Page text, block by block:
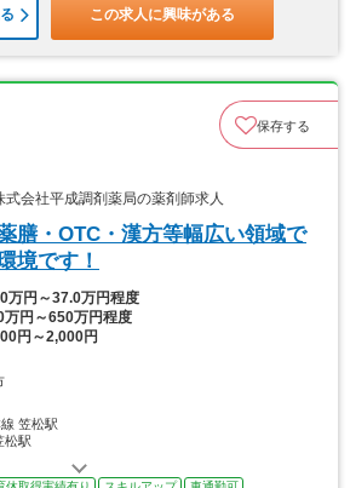
この求人に興味がある
保存する
会社平成調剤薬局の薬剤師求人
膳・OTC・漢方等幅広い領域で
境です！
万円～37.0万円程度
万円～650万円程度
円～2,000円
笠松駅
松駅